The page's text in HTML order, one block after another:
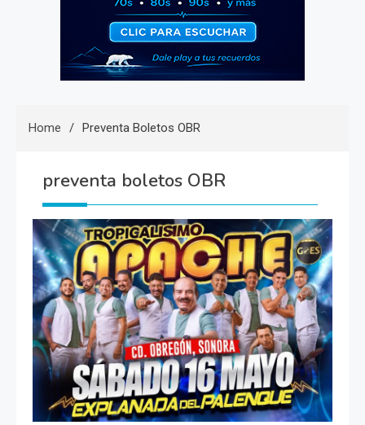
Home Preventa Boletos OBR
preventa boletos OBR